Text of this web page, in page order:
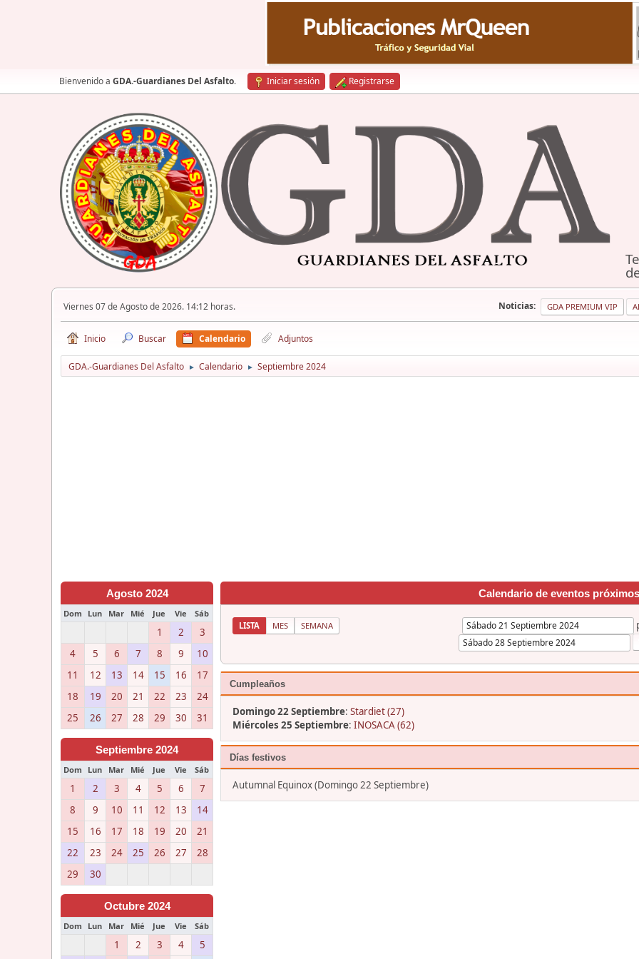
Bienvenido a GDA.-Guardianes Del Asfalto. Iniciar sesión Registrarse
Viernes 07 de Agosto de 2026. 14:12 horas. Noticias: GDA PREMIUM VIP
Inicio Buscar Calendario Adjuntos
GDA.-Guardianes Del Asfalto ► Calendario ► Septiembre 2024
Agosto 2024
Dom Lun Mar Mié Jue Vie Sáb
1 2
3
4
5 6 7 8 9
10
11
12 13 14 15 16
17
18
19 20 21 22 23
24
25
26 27 28 29 30 31
Septiembre 2024
Dom Lun Mar Mié Jue Vie Sáb
1 2 3 4 5 6
7
8
9 10 11 12 13
14
15
16 17 18 19 20
21
22
23 24 25 26 27
28
29
30
Octubre 2024
Dom Lun Mar Mié Jue Vie Sáb
1 2 3 4 5
Calendario de eventos próximos
LISTA MES SEMANA
Cumpleaños
Domingo 22 Septiembre: Stardiet (27)
Miércoles 25 Septiembre: INOSACA (62)
Días festivos
Autumnal Equinox (Domingo 22 Septiembre)